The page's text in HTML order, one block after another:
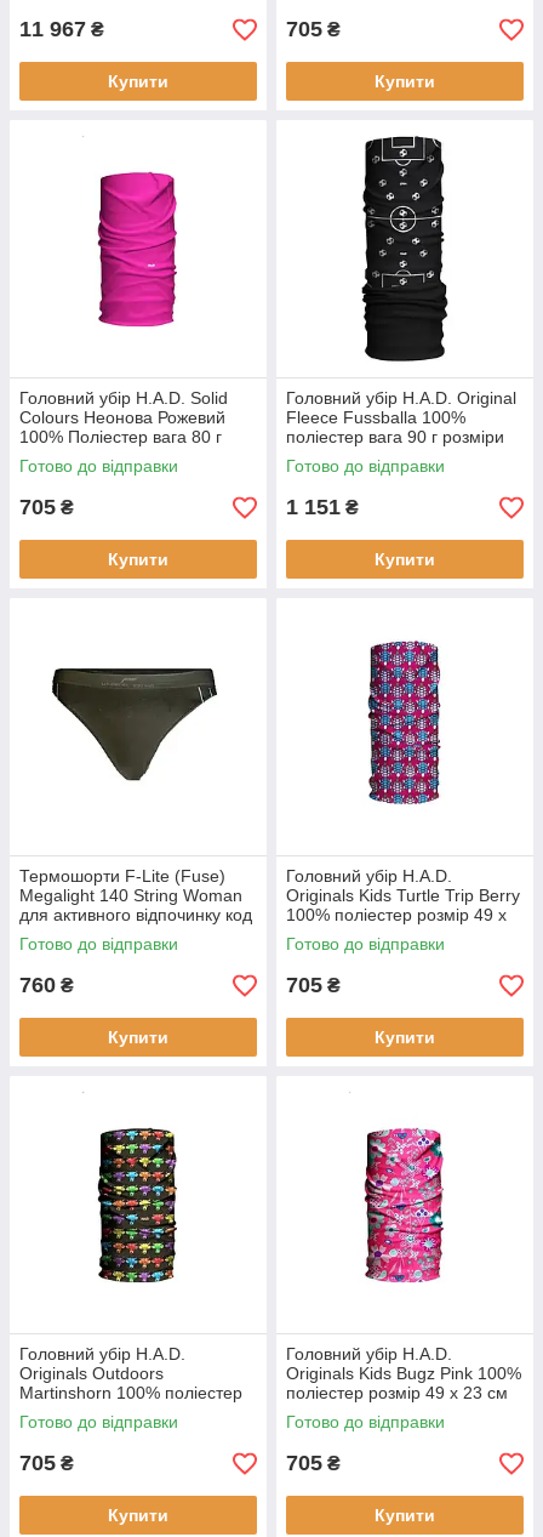
11 967 ₴
Купити
705 ₴
Купити
Головний убір H.A.D. Solid
Colours Неонова Рожевий
100% Поліестер вага 80 г
розміри 29 х 19 см
сертифікат Oeko-Tex®
Готово до відправки
705 ₴
Купити
Головний убір H.A.D. Original
Fleece Fussballa 100%
поліестер вага 90 г розміри
70 х 24.5 см
Готово до відправки
1 151 ₴
Купити
Термошорти F-Lite (Fuse)
Megalight 140 String Woman
для активного відпочинку код
311294ALP легкий і дихаючий
матеріал
Готово до відправки
760 ₴
Купити
Головний убір H.A.D.
Originals Kids Turtle Trip Berry
100% поліестер розмір 49 х
23 см легкий
мультифункціональний
Готово до відправки
705 ₴
Купити
Головний убір H.A.D.
Originals Outdoors
Martinshorn 100% поліестер
розмір 38 х 19 см вага 80 г
для активного відпочинку
Готово до відправки
705 ₴
Купити
Головний убір H.A.D.
Originals Kids Bugz Pink 100%
поліестер розмір 49 х 23 см
вага 80 г принт Bugz Pink
Готово до відправки
705 ₴
Купити